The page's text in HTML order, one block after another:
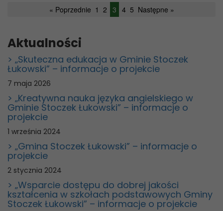
« Poprzednie 1 2 3 4 5 Następne »
Aktualności
> „Skuteczna edukacja w Gminie Stoczek
Łukowski” – informacje o projekcie
7 maja 2026
> „Kreatywna nauka języka angielskiego w
Gminie Stoczek Łukowski” – informacje o
projekcie
1 września 2024
> „Gmina Stoczek Łukowski” – informacje o
projekcie
2 stycznia 2024
> „Wsparcie dostępu do dobrej jakości
kształcenia w szkołach podstawowych Gminy
Stoczek Łukowski” – informacje o projekcie